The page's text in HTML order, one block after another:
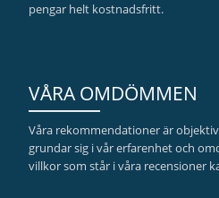
pengar helt kostnadsfritt.
VÅRA OMDÖMMEN
Våra rekommendationer är
grundar sig i vår erfarenhet och
villkor som står i våra recensioner